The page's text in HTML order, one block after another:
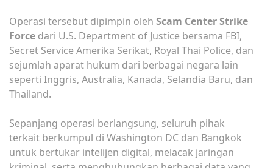
Operasi tersebut dipimpin oleh Scam Center Strike
Force dari U.S. Department of Justice bersama FBI,
Secret Service Amerika Serikat, Royal Thai Police, dan
sejumlah aparat hukum dari berbagai negara lain
seperti Inggris, Australia, Kanada, Selandia Baru, dan
Thailand.
Sepanjang operasi berlangsung, seluruh pihak
terkait berkumpul di Washington DC dan Bangkok
untuk bertukar intelijen digital, melacak jaringan